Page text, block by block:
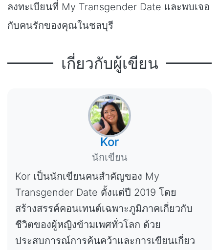
ลงทะเบียนที่ My Transgender Date และพบเจอ
กับคนรักของคุณในชลบุรี
เกี่ยวกับผู้เขียน
Kor
นักเขียน
Kor เป็นนักเขียนคนสำคัญของ My
Transgender Date ตั้งแต่ปี 2019 โดย
สร้างสรรค์คอนเทนต์เฉพาะภูมิภาคเกี่ยวกับ
ชีวิตของผู้หญิงข้ามเพศทั่วโลก ด้วย
ประสบการณ์การค้นคว้าและการเขียนเกี่ยว